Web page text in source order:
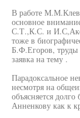
В работе
основное
С.Т.,К.С. и
тоже в
Б.Ф.Егоров,
заявка на тему .
Парадоксальное
несмотря на
объясняется
Анненкову как к